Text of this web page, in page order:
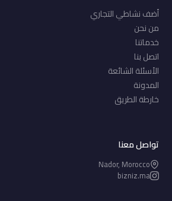
أضف نشاطي التجاري
من نحن
خدماتنا
اتصل بنا
الأسئلة الشائعة
المدونة
خارطة الطريق
تواصل معنا
Nador, Morocco
bizniz.ma